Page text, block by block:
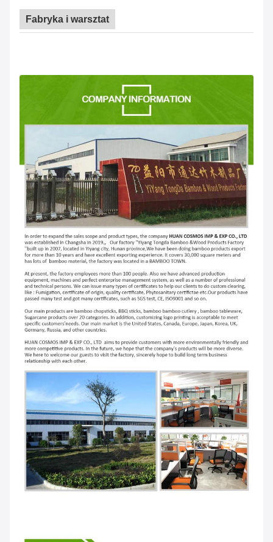
Fabryka i warsztat